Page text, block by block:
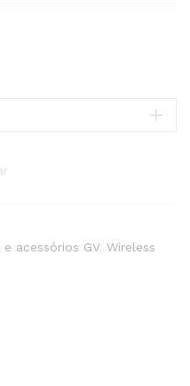
e acessórios GV, Wireless